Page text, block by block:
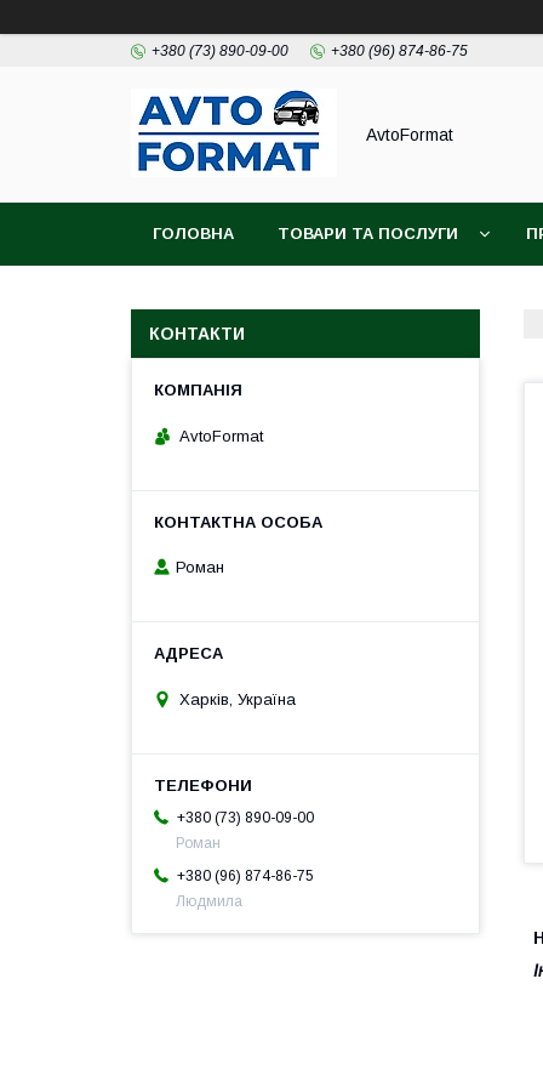
+380 (73) 890-09-00 +380 (96) 874-86-75
AvtoFormat
ГОЛОВНА ТОВАРИ ТА ПОСЛУГИ
КОНТАКТИ
AvtoFormat
Роман
Харків, Україна
+380 (73) 890-09-00
Роман
+380 (96) 874-86-75
Людмила